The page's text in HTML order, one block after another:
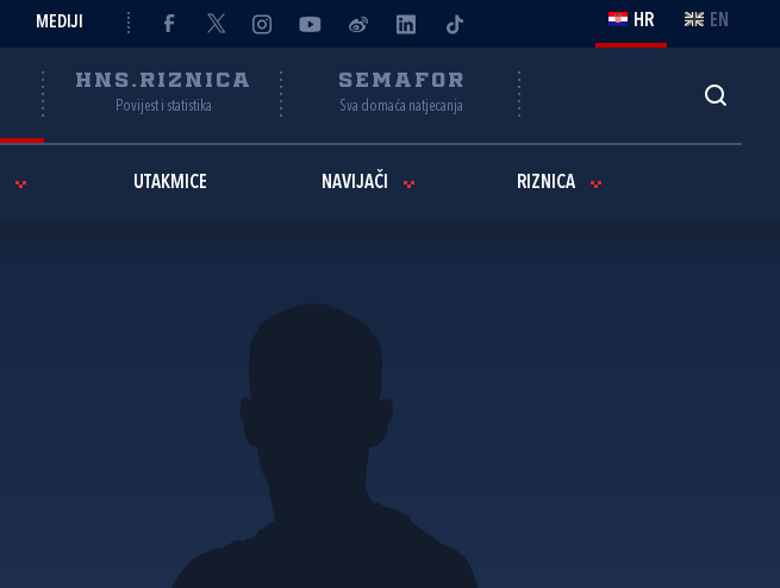
MEDIJI HR EN
HNS.RIZNICA
Povijest i statistika
SEMAFOR
Sva domaća natjecanja
UTAKMICE NAVIJAČI RIZNICA